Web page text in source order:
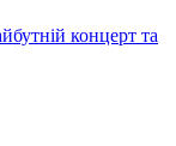
концерт та